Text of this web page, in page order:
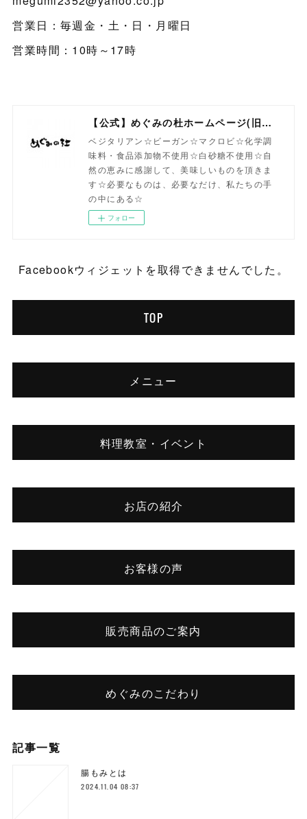
営業日：毎週金・土・日・月曜日
営業時間：10時～17時
【公式】めぐみの杜ホームページ(旧自然食工房）
ベジタリアン☆ビーガン☆マクロビ☆化学調
味料・食品添加物不使用☆白砂糖不使用☆自
然の恵みに感謝して、美味しいものを頂きま
す☆必要なものは、必要なだけ、私たちの手
の中にある☆
フォロー
Facebookウィジェットを取得できませんでした。
TOP
メニュー
料理教室・イベント
お店の紹介
お客様の声
販売商品のご案内
めぐみのこだわり
記事一覧
腸もみとは
2024.11.04 08:37